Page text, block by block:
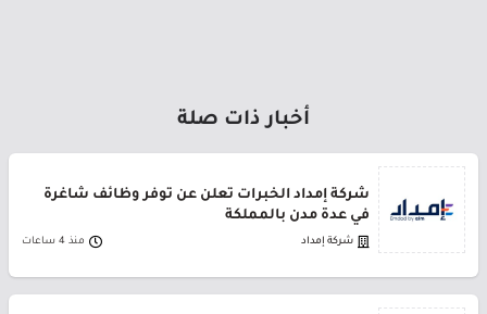
أخبار ذات صلة
شركة إمداد الخبرات تعلن عن توفر وظائف شاغرة
في عدة مدن بالمملكة
شركة إمداد منذ 4 ساعات